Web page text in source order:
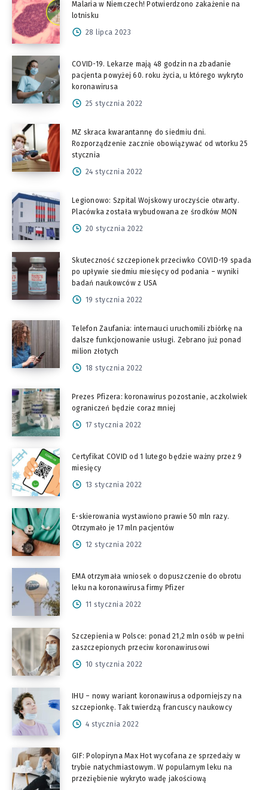
Malaria w Niemczech! Potwierdzono zakażenie na
lotnisku
28 lipca 2023
COVID-19. Lekarze mają 48 godzin na zbadanie
pacjenta powyżej 60. roku życia, u którego wykryto
koronawirusa
25 stycznia 2022
MZ skraca kwarantannę do siedmiu dni.
Rozporządzenie zacznie obowiązywać od wtorku 25
stycznia
24 stycznia 2022
Legionowo: Szpital Wojskowy uroczyście otwarty.
Placówka została wybudowana ze środków MON
20 stycznia 2022
Skuteczność szczepionek przeciwko COVID-19 spada
po upływie siedmiu miesięcy od podania – wyniki
badań naukowców z USA
19 stycznia 2022
Telefon Zaufania: internauci uruchomili zbiórkę na
dalsze funkcjonowanie usługi. Zebrano już ponad
milion złotych
18 stycznia 2022
Prezes Pfizera: koronawirus pozostanie, aczkolwiek
ograniczeń będzie coraz mniej
17 stycznia 2022
Certyfikat COVID od 1 lutego będzie ważny przez 9
miesięcy
13 stycznia 2022
E-skierowania wystawiono prawie 50 mln razy.
Otrzymało je 17 mln pacjentów
12 stycznia 2022
EMA otrzymała wniosek o dopuszczenie do obrotu
leku na koronawirusa firmy Pfizer
11 stycznia 2022
Szczepienia w Polsce: ponad 21,2 mln osób w pełni
zaszczepionych przeciw koronawirusowi
10 stycznia 2022
IHU – nowy wariant koronawirusa odporniejszy na
szczepionkę. Tak twierdzą francuscy naukowcy
4 stycznia 2022
GIF: Polopiryna Max Hot wycofana ze sprzedaży w
trybie natychmiastowym. W popularnym leku na
przeziębienie wykryto wadę jakościową